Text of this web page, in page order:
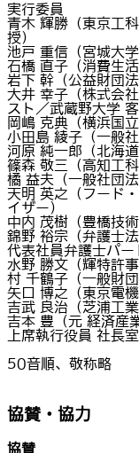
実行委員
青木 輝勝（東京工
授）
池戸 重信（宮城大学
石橋 直子（消費生
岩下 幹（公益財団
大井 幸子（株式会
スト／武蔵野大学 客
岡嶋 克典（横浜国
小田島 綾子（一般
河原 純一郎（北海
篠森 敬三（高知工
橘 益夫（一般社団
天明 英之（フード
イザー）
中内 茂樹（豊橋技
錦野 裕宗（弁護士
代表社員弁護士パー
水野 勝文（輝特許
村 千鶴子（一般財
矢口 博之（東京電
吉武 良治（芝浦工
吉本 豊（元 経済産
上席執行役員 社長室
50音順、敬称略
協賛・協力
協賛